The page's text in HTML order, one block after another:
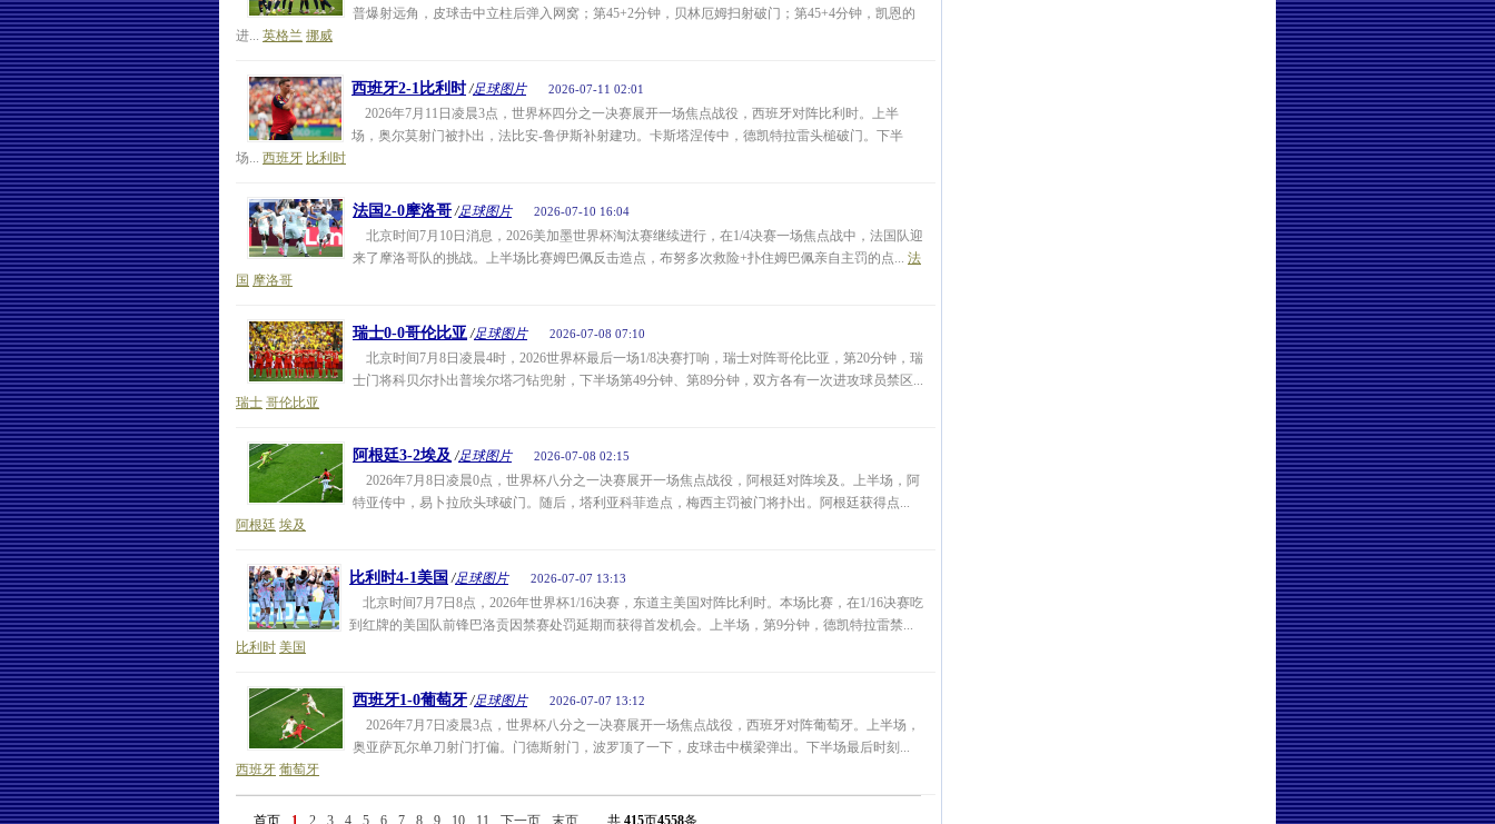
普爆射远角，皮球击中立柱后弹入网窝；第45+2分钟，贝林厄姆扫射破门；第45+4分钟，凯恩的
进... 英格兰 挪威
西班牙2-1比利时 /足球图片 2026-07-11 02:01
2026年7月11日凌晨3点，世界杯四分之一决赛展开一场焦点战役，西班牙对阵比利时。上半
场，奥尔莫射门被扑出，法比安-鲁伊斯补射建功。卡斯塔涅传中，德凯特拉雷头槌破门。下半
场... 西班牙 比利时
法国2-0摩洛哥 /足球图片 2026-07-10 16:04
北京时间7月10日消息，2026美加墨世界杯淘汰赛继续进行，在1/4决赛一场焦点战中，法国队迎
来了摩洛哥队的挑战。上半场比赛姆巴佩反击造点，布努多次救险+扑住姆巴佩亲自主罚的点... 法
国 摩洛哥
瑞士0-0哥伦比亚 /足球图片 2026-07-08 07:10
北京时间7月8日凌晨4时，2026世界杯最后一场1/8决赛打响，瑞士对阵哥伦比亚，第20分钟，瑞
士门将科贝尔扑出普埃尔塔刁钻兜射，下半场第49分钟、第89分钟，双方各有一次进攻球员禁区...
瑞士 哥伦比亚
阿根廷3-2埃及 /足球图片 2026-07-08 02:15
2026年7月8日凌晨0点，世界杯八分之一决赛展开一场焦点战役，阿根廷对阵埃及。上半场，阿
特亚传中，易卜拉欣头球破门。随后，塔利亚科菲造点，梅西主罚被门将扑出。阿根廷获得点...
阿根廷 埃及
比利时4-1美国 /足球图片 2026-07-07 13:13
北京时间7月7日8点，2026年世界杯1/16决赛，东道主美国对阵比利时。本场比赛，在1/16决赛吃
到红牌的美国队前锋巴洛贡因禁赛处罚延期而获得首发机会。上半场，第9分钟，德凯特拉雷禁...
比利时 美国
西班牙1-0葡萄牙 /足球图片 2026-07-07 13:12
2026年7月7日凌晨3点，世界杯八分之一决赛展开一场焦点战役，西班牙对阵葡萄牙。上半场，
奥亚萨瓦尔单刀射门打偏。门德斯射门，波罗顶了一下，皮球击中横梁弹出。下半场最后时刻...
西班牙 葡萄牙
首页 1 2 3 4 5 6 7 8 9 10 11 下一页 末页 共 415页4558条